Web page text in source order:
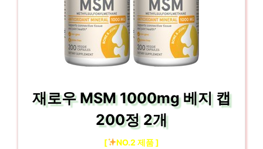
재로우 MSM 1000mg 베지 캡
200정 2개
[ NO.2 제품 ]